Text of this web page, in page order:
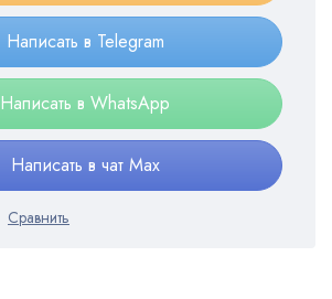
Написать в Telegram
Написать в WhatsApp
Написать в чат Max